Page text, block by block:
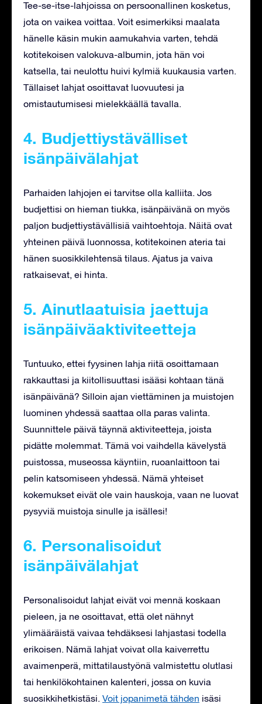
Tee-se-itse-lahjoissa on persoonallinen kosketus,
jota on vaikea voittaa. Voit esimerkiksi maalata
hänelle käsin mukin aamukahvia varten, tehdä
kotitekoisen valokuva-albumin, jota hän voi
katsella, tai neulottu huivi kylmiä kuukausia varten.
Tällaiset lahjat osoittavat luovuutesi ja
omistautumisesi mielekkäällä tavalla.
4. Budjettiystävälliset
isänpäivälahjat
Parhaiden lahjojen ei tarvitse olla kalliita. Jos
budjettisi on hieman tiukka, isänpäivänä on myös
paljon budjettiystävällisiä vaihtoehtoja. Näitä ovat
yhteinen päivä luonnossa, kotitekoinen ateria tai
hänen suosikkilehtensä tilaus. Ajatus ja vaiva
ratkaisevat, ei hinta.
5. Ainutlaatuisia jaettuja
isänpäiväaktiviteetteja
Tuntuuko, ettei fyysinen lahja riitä osoittamaan
rakkauttasi ja kiitollisuuttasi isääsi kohtaan tänä
isänpäivänä? Silloin ajan viettäminen ja muistojen
luominen yhdessä saattaa olla paras valinta.
Suunnittele päivä täynnä aktiviteetteja, joista
pidätte molemmat. Tämä voi vaihdella kävelystä
puistossa, museossa käyntiin, ruoanlaittoon tai
pelin katsomiseen yhdessä. Nämä yhteiset
kokemukset eivät ole vain hauskoja, vaan ne luovat
pysyviä muistoja sinulle ja isällesi!
6. Personalisoidut
isänpäivälahjat
Personalisoidut lahjat eivät voi mennä koskaan
pieleen, ja ne osoittavat, että olet nähnyt
ylimääräistä vaivaa tehdäksesi lahjastasi todella
erikoisen. Nämä lahjat voivat olla kaiverrettu
avaimenperä, mittatilaustyönä valmistettu olutlasi
tai henkilökohtainen kalenteri, jossa on kuvia
suosikkihetkistäsi. Voit jopanimetä tähden isäsi